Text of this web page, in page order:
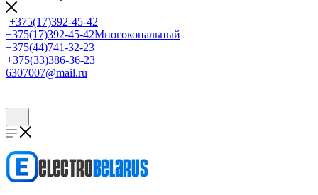
+375(17)392-45-42
+375(17)392-45-42Многокональный
+375(44)741-32-23
+375(33)386-36-23
6307007@mail.ru